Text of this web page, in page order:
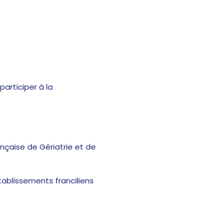
participer à la
de Gériatrie et de
franciliens